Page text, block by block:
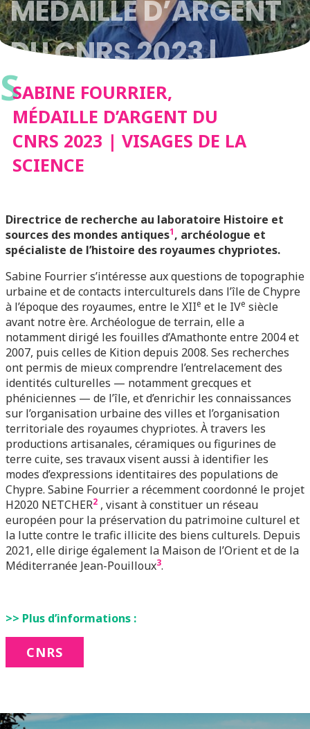
MÉDAILLE D’ARGENT
DU CNRS 2023 |
VISAGES DE LA
SCIENCE
SSABINE FOURRIER,
MÉDAILLE D’ARGENT DU
CNRS 2023 | VISAGES DE LA
SCIENCE
Directrice de recherche au laboratoire Histoire et
sources des mondes antiques1, archéologue et
spécialiste de l’histoire des royaumes chypriotes.
Sabine Fourrier s’intéresse aux questions de topographie
urbaine et de contacts interculturels dans l’île de Chypre
à l’époque des royaumes, entre le XIIe et le IVe siècle
avant notre ère. Archéologue de terrain, elle a
notamment dirigé les fouilles d’Amathonte entre 2004 et
2007, puis celles de Kition depuis 2008. Ses recherches
ont permis de mieux comprendre l’entrelacement des
identités culturelles — notamment grecques et
phéniciennes — de l’île, et d’enrichir les connaissances
sur l’organisation urbaine des villes et l’organisation
territoriale des royaumes chypriotes. À travers les
productions artisanales, céramiques ou figurines de
terre cuite, ses travaux visent aussi à identifier les
modes d’expressions identitaires des populations de
Chypre. Sabine Fourrier a récemment coordonné le projet
H2020 NETCHER2 , visant à constituer un réseau
européen pour la préservation du patrimoine culturel et
la lutte contre le trafic illicite des biens culturels. Depuis
2021, elle dirige également la Maison de l’Orient et de la
Méditerranée Jean-Pouilloux3.
>> Plus d’informations :
CNRS